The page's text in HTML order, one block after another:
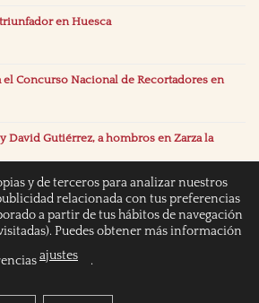
en Huesca
el Concurso Nacional de Recortadores en
y David Gutiérrez, a hombros en Zarza la
y de terceros para analizar nuestros
relacionada con tus preferencias
a partir de tus hábitos de navegación
Puedes obtener más información
ajustes .